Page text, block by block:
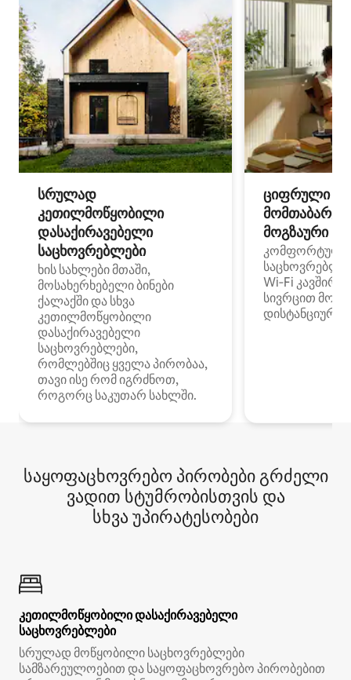
სრულად
კეთილმოწყობილი
დასაქირავებელი
საცხოვრებლები
ხის სახლები მთაში,
მოსახერხებელი ბინები
ქალაქში და სხვა
კეთილმოწყობილი
დასაქირავებელი
საცხოვრებლები,
რომლებშიც ყველა პირობაა,
თავი ისე რომ იგრძნოთ,
როგორც საკუთარ სახლში.
ციფრული
მოგზაური
კომფორტული
Wi‑Fi
სივრცით
დისტანციური
საყოფაცხოვრებო პირობები გრძელი
ვადით სტუმრობისთვის და
სხვა უპირატესობები
კეთილმოწყობილი დასაქირავებელი
საცხოვრებლები
სრულად მოწყობილი საცხოვრებლები
სამზარეულოებით და საყოფაცხოვრებო პირობებით